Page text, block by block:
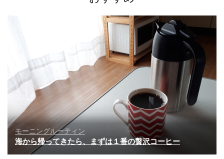
モーニングルーティン
海から帰ってきたら、まずは１番の贅沢コーヒー